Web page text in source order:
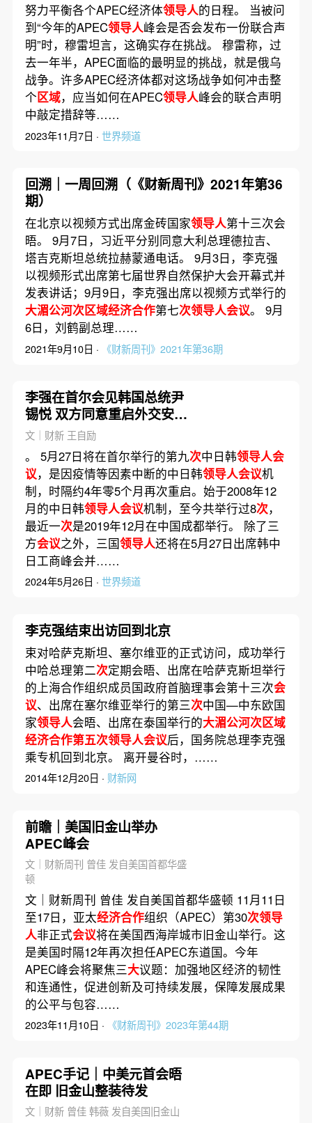
努力平衡各个APEC经济体领导人的日程。 当被问
到“今年的APEC领导人峰会是否会发布一份联合声
明”时，穆雷坦言，这确实存在挑战。 穆雷称，过
去一年半，APEC面临的最明显的挑战，就是俄乌
战争。许多APEC经济体都对这场战争如何冲击整
个区域，应当如何在APEC领导人峰会的联合声明
中敲定措辞等……
2023年11月7日 · 世界频道
回溯｜一周回溯（《财新周刊》2021年第36
期）
在北京以视频方式出席金砖国家领导人第十三次会
晤。 9月7日，习近平分别同意大利总理德拉吉、
塔吉克斯坦总统拉赫蒙通电话。 9月3日，李克强
以视频形式出席第七届世界自然保护大会开幕式并
发表讲话；9月9日，李克强出席以视频方式举行的
大湄公河次区域经济合作第七次领导人会议。 9月
6日，刘鹤副总理……
2021年9月10日 · 《财新周刊》2021年第36期
李强在首尔会见韩国总统尹
锡悦 双方同意重启外交安全
对话机制
文｜财新 王自励
。 5月27日将在首尔举行的第九次中日韩领导人会
议，是因疫情等因素中断的中日韩领导人会议机
制，时隔约4年零5个月再次重启。始于2008年12
月的中日韩领导人会议机制，至今共举行过8次，
最近一次是2019年12月在中国成都举行。 除了三
方会议之外，三国领导人还将在5月27日出席韩中
日工商峰会并……
2024年5月26日 · 世界频道
李克强结束出访回到北京
束对哈萨克斯坦、塞尔维亚的正式访问，成功举行
中哈总理第二次定期会晤、出席在哈萨克斯坦举行
的上海合作组织成员国政府首脑理事会第十三次会
议、出席在塞尔维亚举行的第三次中国—中东欧国
家领导人会晤、出席在泰国举行的大湄公河次区域
经济合作第五次领导人会议后，国务院总理李克强
乘专机回到北京。 离开曼谷时，……
2014年12月20日 · 财新网
前瞻｜美国旧金山举办
APEC峰会
文｜财新周刊 曾佳 发自美国首都华盛
顿
文｜财新周刊 曾佳 发自美国首都华盛顿 11月11日
至17日，亚太经济合作组织（APEC）第30次领导
人非正式会议将在美国西海岸城市旧金山举行。这
是美国时隔12年再次担任APEC东道国。今年
APEC峰会将聚焦三大议题：加强地区经济的韧性
和连通性，促进创新及可持续发展，保障发展成果
的公平与包容……
2023年11月10日 · 《财新周刊》2023年第44期
APEC手记｜中美元首会晤
在即 旧金山整装待发
文｜财新 曾佳 韩薇 发自美国旧金山